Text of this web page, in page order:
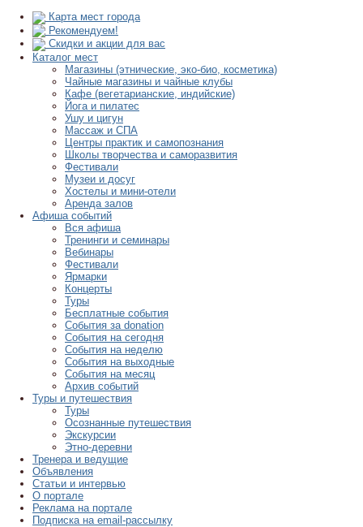
Карта мест города
Рекомендуем!
Скидки и акции для вас
Каталог мест
Магазины (этнические, эко-био, косметика)
Чайные магазины и чайные клубы
Кафе (вегетарианские, индийские)
Йога и пилатес
Ушу и цигун
Массаж и СПА
Центры практик и самопознания
Школы творчества и саморазвития
Фестивали
Музеи и досуг
Хостелы и мини-отели
Аренда залов
Афиша событий
Вся афиша
Тренинги и семинары
Вебинары
Фестивали
Ярмарки
Концерты
Туры
Бесплатные события
События за donation
События на сегодня
События на неделю
События на выходные
События на месяц
Архив событий
Туры и путешествия
Туры
Осознанные путешествия
Экскурсии
Этно-деревни
Тренера и ведущие
Объявления
Статьи и интервью
О портале
Реклама на портале
Подписка на email-рассылку